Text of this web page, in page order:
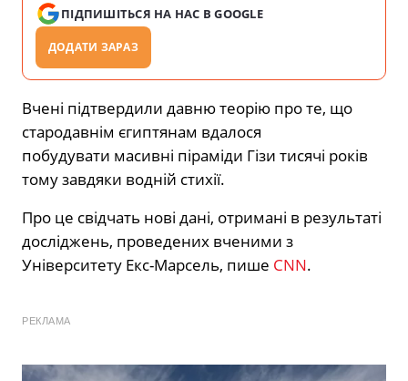
ПІДПИШІТЬСЯ НА НАС В GOOGLE
ДОДАТИ ЗАРАЗ
Вчені підтвердили давню теорію про те, що
стародавнім єгиптянам вдалося
побудувати масивні піраміди Гізи тисячі років
тому завдяки водній стихії.
Про це свідчать нові дані, отримані в результаті
досліджень, проведених вченими з
Університету Екс-Марсель, пише CNN.
РЕКЛАМА